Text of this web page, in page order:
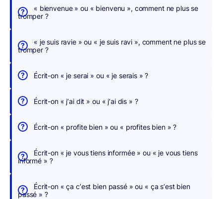
h
e
,
n
u
c
r
i
g
o
« bienvenue » ou « bienvenu », comment ne plus se
tromper ?
« je suis ravie » ou « je suis ravi », comment ne plus se
tromper ?
Écrit-on « je serai » ou « je serais » ?
Écrit-on « j’ai dit » ou « j’ai dis » ?
Écrit-on « profite bien » ou « profites bien » ?
Écrit-on « je vous tiens informée » ou « je vous tiens
informé » ?
Écrit-on « ça c’est bien passé » ou « ça s’est bien
passé » ?